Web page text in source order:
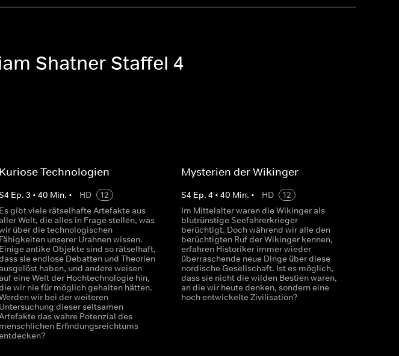
Shatner Staffel 4
Kuriose Technologien
4 Ep. 3 • 40 Min. • HD
12
Es gibt viele rätselhafte Artefakte aus
Welt, die alles in Frage stellen, was
über die technologischen
Fähigkeiten unserer Urahnen wissen.
Einige antike Objekte sind so rätselhaft,
sie endlose Debatten und Theorien
haben, und andere weisen
eine Welt der Hochtechnologie hin,
wir nie für möglich gehalten hätten.
wir bei der weiteren
Untersuchung dieser seltsamen
das wahre Potenzial des
menschlichen Erfindungsreichtums
Mysterien der Wikinger
S4 Ep. 4 • 40 Min. • HD
12
Im Mittelalter waren die Wikinger als
blutrünstige Seefahrerkrieger
berüchtigt. Doch während wir alle den
berüchtigten Ruf der Wikinger kennen,
erfahren Historiker immer wieder
überraschende neue Dinge über diese
nordische Gesellschaft. Ist es möglich,
dass sie nicht die wilden Bestien waren,
an die wir heute denken, sondern eine
hoch entwickelte Zivilisation?